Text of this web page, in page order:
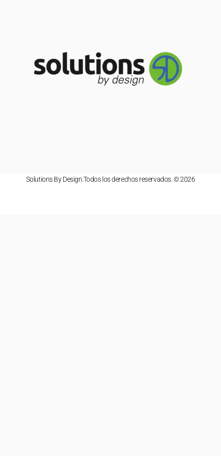
Solutions By Design.Todos los derechos reservados. © 2026